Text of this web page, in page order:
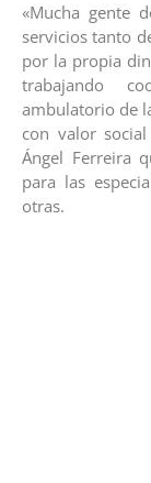
«Mucha gente
servicios tanto
por la propia
trabajando
ambulatorio de
con valor
Ángel Ferreira
para las
otras.